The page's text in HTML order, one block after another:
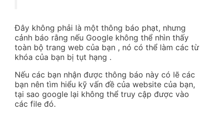
Đây không phải là một thông báo phạt, nhưng
cảnh báo rằng nếu Google không thể nhìn thấy
toàn bộ trang web của bạn , nó có thể làm các từ
khóa của bạn bị tụt hạng .
Nếu các bạn nhận được thông báo này có lẽ các
bạn nên tìm hiểu kỹ vấn đề của website của bạn,
tại sao google lại không thể truy cập được vào
các file đó.